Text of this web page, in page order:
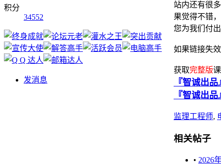
积分
34552
发消息
站内还有很
果觉得不错
您为我们付
如果链接失
获取完整版
『智诚出
『智诚出
监理工程师,
相关帖子
• 2026